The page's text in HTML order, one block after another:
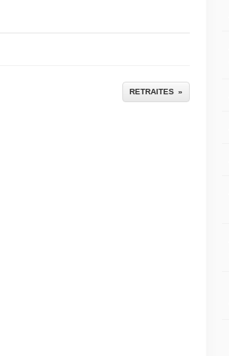
RETRAITES